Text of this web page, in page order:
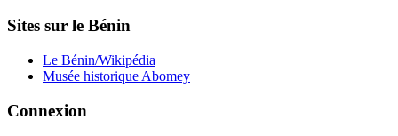
Sites sur le Bénin
Le Bénin/Wikipédia
Musée historique Abomey
Connexion